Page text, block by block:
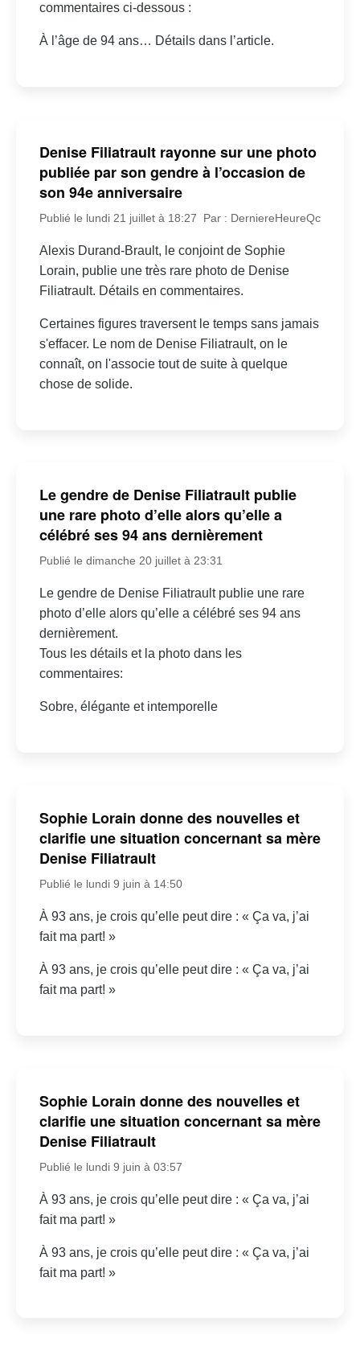
commentaires ci-dessous :
À l’âge de 94 ans… Détails dans l’article.
Denise Filiatrault rayonne sur une photo
publiée par son gendre à l’occasion de
son 94e anniversaire
Publié le lundi 21 juillet à 18:27 Par : DerniereHeureQc
Alexis Durand-Brault, le conjoint de Sophie
Lorain, publie une très rare photo de Denise
Filiatrault. Détails en commentaires.
Certaines figures traversent le temps sans jamais
s'effacer. Le nom de Denise Filiatrault, on le
connaît, on l'associe tout de suite à quelque
chose de solide.
Le gendre de Denise Filiatrault publie
une rare photo d’elle alors qu’elle a
célébré ses 94 ans dernièrement
Publié le dimanche 20 juillet à 23:31
Le gendre de Denise Filiatrault publie une rare
photo d’elle alors qu’elle a célébré ses 94 ans
dernièrement.
Tous les détails et la photo dans les
commentaires:
Sobre, élégante et intemporelle
Sophie Lorain donne des nouvelles et
clarifie une situation concernant sa mère
Denise Filiatrault
Publié le lundi 9 juin à 14:50
À 93 ans, je crois qu’elle peut dire : « Ça va, j’ai
fait ma part! »
À 93 ans, je crois qu’elle peut dire : « Ça va, j’ai
fait ma part! »
Sophie Lorain donne des nouvelles et
clarifie une situation concernant sa mère
Denise Filiatrault
Publié le lundi 9 juin à 03:57
À 93 ans, je crois qu’elle peut dire : « Ça va, j’ai
fait ma part! »
À 93 ans, je crois qu’elle peut dire : « Ça va, j’ai
fait ma part! »